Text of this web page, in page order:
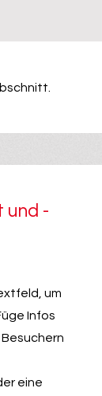
und -
um
Infos
eine